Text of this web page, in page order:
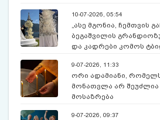
10-07-2026, 05:54
„ასე მგონია, ჩემთვის
ბეგაშვილის
და კადრები კომოს
9-07-2026, 11:33
ორი ადამიანი,
მონათვლა არ
მოსაზრება
9-07-2026, 09:37